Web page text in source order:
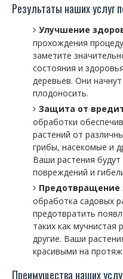
Результаты наших услуг
Улучшение
прохождения
заметите
состояния и
деревьев. Они
плодоносить.
Защита от
обработки
растений от
грибы, насекомые и
Ваши растения
повреждений и
Предотвращение
обработка садовых
предотвратить
таких как мучнистая
другие. Ваши
красивыми на
Преимущества наших